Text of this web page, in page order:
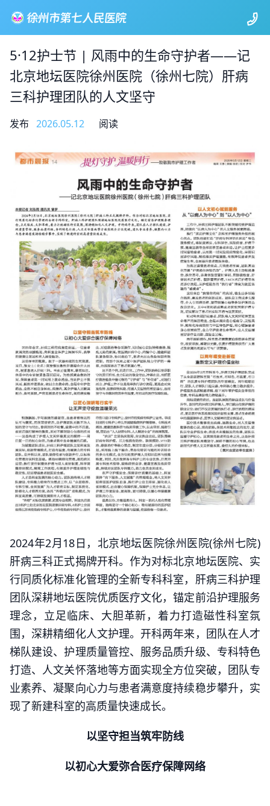
5·12护士节 | 风雨中的生命守护者——记
北京地坛医院徐州医院（徐州七院）肝病
三科护理团队的人文坚守
发布 2026.05.12 阅读
2024年2月18日，北京地坛医院徐州医院(徐州七院)
肝病三科正式揭牌开科。作为对标北京地坛医院、实
行同质化标准化管理的全新专科科室，肝病三科护理
团队深耕地坛医院优质医疗文化，锚定前沿护理服务
理念，立足临床、大胆革新，着力打造磁性科室氛
围，深耕精细化人文护理。开科两年来，团队在人才
梯队建设、护理质量管控、服务品质升级、专科特色
打造、人文关怀落地等方面实现全方位突破，团队专
业素养、凝聚向心力与患者满意度持续稳步攀升，实
现了新建科室的高质量快速成长。
以坚守担当筑牢防线
以初心大爱弥合医疗保障网络